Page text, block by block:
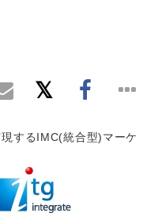
するIMC(統合型)マーケ